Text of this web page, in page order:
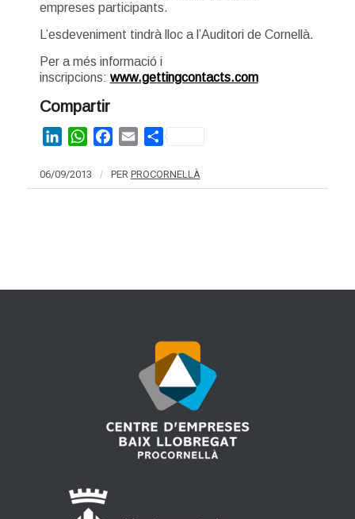
empreses participants.
L’esdeveniment tindrà lloc a l’Auditori de Cornellà.
Per a més informació i
inscripcions: www.gettingcontacts.com
Compartir
LinkedInWhatsAppFacebook
EmailShare
06/09/2013 / PER PROCORNELLÀ